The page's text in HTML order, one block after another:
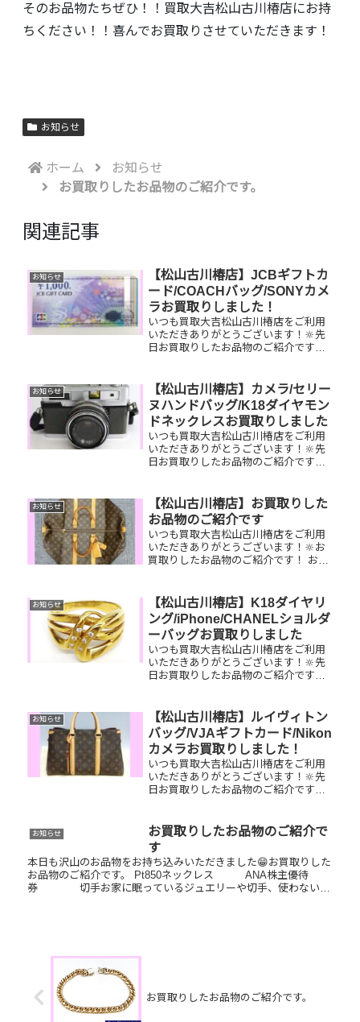
そのお品物たちぜひ！！買取大吉松山古川椿店にお持
ちください！！喜んでお買取りさせていただきます！
お知らせ
ホーム
お知らせ
お買取りしたお品物のご紹介です。
関連記事
お知らせ
【松山古川椿店】JCBギフトカ
ード/COACHバッグ/SONYカメ
ラお買取りしました！
いつも買取大吉松山古川椿店をご利用
いただきありがとうございます！🔆先
日お買取りしたお品物のご紹介です。
お品物はございませんか？そのお品物
ぜひ！買取大吉松山古川椿...
お知らせ
【松山古川椿店】カメラ/セリー
ヌハンドバッグ/K18ダイヤモン
ドネックレスお買取りしました
いつも買取大吉松山古川椿店をご利用
いただきありがとうございます！🔆先
日お買取りしたお品物のご紹介です。
お品物はございませんか？ぜひ買取大
吉松山古川椿店にお査定させて...
お知らせ
【松山古川椿店】お買取りした
お品物のご紹介です
いつも買取大吉松山古川椿店をご利用
いただきありがとうございます！🔆お
買取りしたお品物のご紹介です！ お家
川椿店にお査定させてください！🤗さ
らに！現在イベント開催中です！🎊日
頃...
お知らせ
【松山古川椿店】K18ダイヤリ
ング/iPhone/CHANELショルダ
ーバッグお買取りしました
いつも買取大吉松山古川椿店をご利用
いただきありがとうございます！🔆先
日お買取りしたお品物のご紹介です。
るお品物はございませんか？ぜひ買取
大吉松山古川椿店に...
お知らせ
【松山古川椿店】ルイヴィトン
バッグ/VJAギフトカード/Nikon
カメラお買取りしました！
いつも買取大吉松山古川椿店をご利用
いただきありがとうございます！🔆先
日お買取りしたお品物のご紹介です。
品物はございませんか？そのお品物ぜ
ひ！買取大吉松山古川椿...
お知らせ
お買取りしたお品物のご紹介で
す
本日も沢山のお品物をお持ち込みいただきました😁お買取りした
お品物のご紹介です。 Pt850ネックレス ANA株主優待
券 切手お家に眠っているジュエリーや切手、使わない商
お買取りしたお品物のご紹介です。